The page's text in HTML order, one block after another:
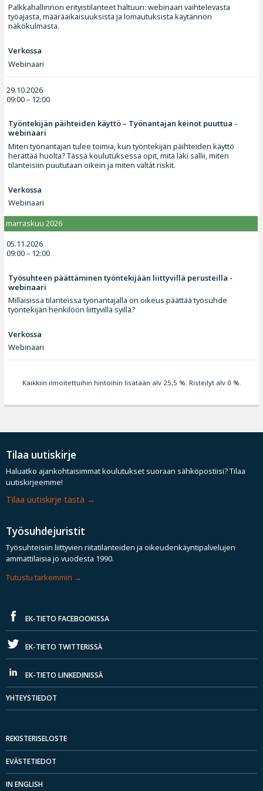
Palkkahallinnon erityistilanteet haltuun: webinaari vaihtelevasta
työajasta, määräaikaisuuksista ja lomautuksista käytännön
näkökulmasta.
Verkossa
Webinaari
29.10.2026
09:00 – 12:00
Työntekijän päihteiden käyttö – Työnantajan keinot puuttua -
webinaari
Miten työnantajan tulee toimia, kun työntekijän päihteiden käyttö
herättää huolta? Tässä koulutuksessa opit, mitä laki sallii, miten
tilanteisiin puututaan oikein ja miten vältät riskit.
Verkossa
Webinaari
marraskuu 2026
05.11.2026
09:00 – 12:00
Työsuhteen päättäminen työntekijään liittyvillä perusteilla -
webinaari
Millaisissa tilanteissa työnantajalla on oikeus päättää työsuhde
työntekijän henkilöön liittyvillä syillä?
Verkossa
Webinaari
Kaikkiin ilmoitettuihin hintoihin lisätään alv 25,5 %. Risteilyt alv 0 %.
Tilaa uutiskirje
Haluatko ajankohtaisimmat koulutukset suoraan sähköpostiisi? Tilaa
uutiskirjeemme!
Tilaa uutiskirje tästä
Työsuhdejuristit
Työsuhteisiin liittyvien riitatilanteiden ja oikeudenkäyntipalvelujen
ammattilaisia jo vuodesta 1990.
Tutustu tarkemmin
EK-TIETO FACEBOOKISSA
EK-TIETO TWITTERISSÄ
EK-TIETO LINKEDINISSÄ
YHTEYSTIEDOT
REKISTERISELOSTE
EVÄSTETIEDOT
IN ENGLISH